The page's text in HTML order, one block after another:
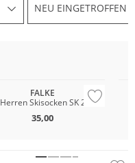
NEU EINGETROFFEN
FALKE
Herren Skisocken SK 2
35,00